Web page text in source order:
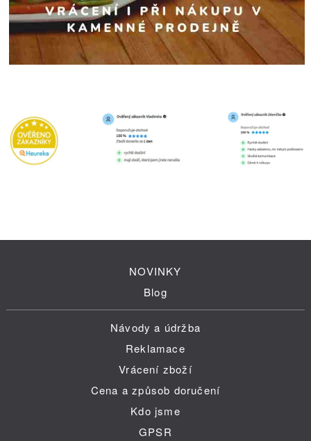
NOVINKY
Blog
Návody a údržba
Reklamace
Vrácení zboží
Cena a způsob doručení
Kdo jsme
GPSR